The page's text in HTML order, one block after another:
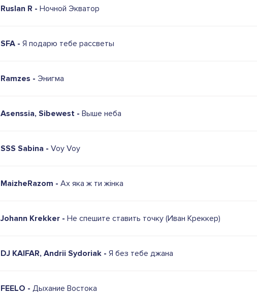
Ruslan R - Ночной Экватор
SFA - Я подарю тебе рассветы
Ramzes - Энигма
Asenssia, Sibewest - Выше неба
SSS Sabina - Voy Voy
MaizheRazom - Ах яка ж ти жінка
Johann Krekker - Не спешите ставить точку (Иван Креккер)
DJ KAIFAR, Andrii Sydoriak - Я без тебе джана
FEELO - Дыхание Востока